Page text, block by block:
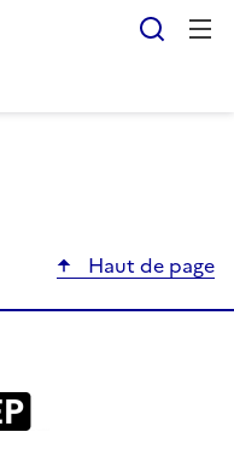
Haut de page